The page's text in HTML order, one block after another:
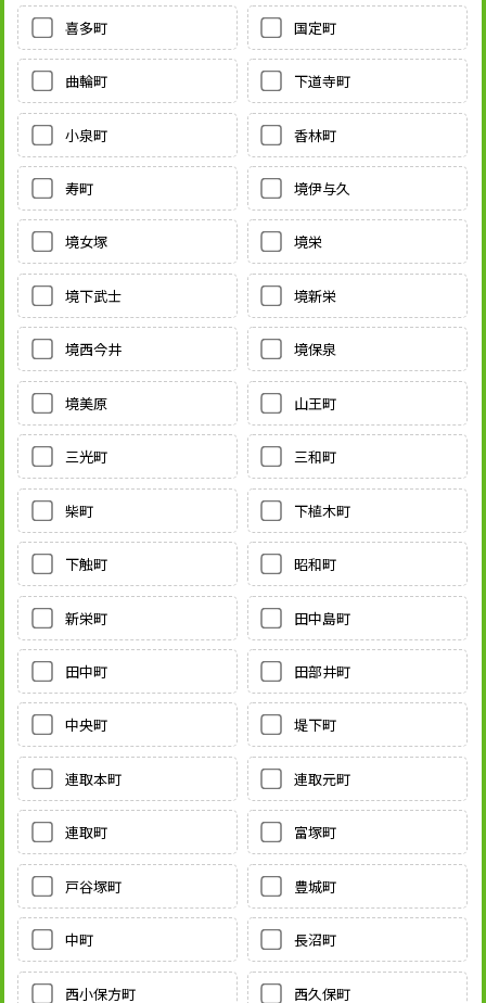
喜多町 国定町
曲輪町 下道寺町
小泉町 香林町
寿町 境伊与久
境女塚 境栄
境下武士 境新栄
境西今井 境保泉
境美原 山王町
三光町 三和町
柴町 下植木町
下触町 昭和町
新栄町 田中島町
田中町 田部井町
中央町 堤下町
連取本町 連取元町
連取町 富塚町
戸谷塚町 豊城町
中町 長沼町
西小保方町 西久保町